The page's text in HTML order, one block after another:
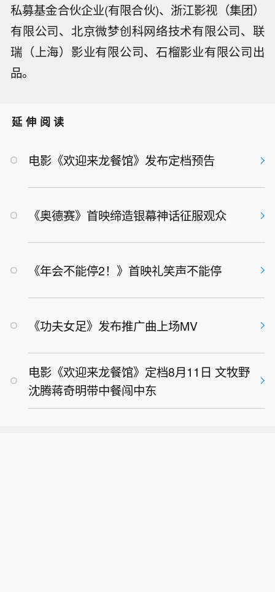
私募基金合伙企业(有限合伙)、浙江影视（集团）
有限公司、北京微梦创科网络技术有限公司、联
瑞（上海）影业有限公司、石榴影业有限公司出
品。
延伸阅读
电影《欢迎来龙餐馆》发布定档预告
《奥德赛》首映缔造银幕神话征服观众
《年会不能停2！》首映礼笑声不能停
《功夫女足》发布推广曲上场MV
电影《欢迎来龙餐馆》定档8月11日 文牧野
沈腾蒋奇明带中餐闯中东